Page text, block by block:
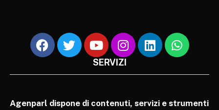
SERVIZI
Agenparl dispone di contenuti, servizi e strumenti